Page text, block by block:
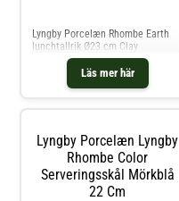
Läs mer här
Lyngby Porcelæn Rhombe Earth
lunchtallrik Ø23 cm Clay
Lyngby Porcelæn Lyngby
Rhombe Color
Serveringsskål Mörkblå
22 Cm